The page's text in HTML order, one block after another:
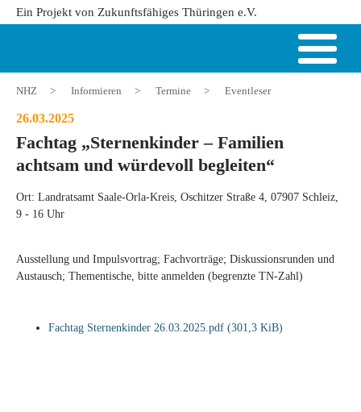
Ein Projekt von Zukunftsfähiges Thüringen e.V.
NHZ > Informieren > Termine > Eventleser
26.03.2025
Fachtag „Sternenkinder – Familien
achtsam und würdevoll begleiten“
Ort: Landratsamt Saale-Orla-Kreis, Oschitzer Straße 4, 07907 Schleiz,
9 - 16 Uhr
Ausstellung und Impulsvortrag; Fachvorträge; Diskussionsrunden und
Austausch; Thementische, bitte anmelden (begrenzte TN-Zahl)
Fachtag Sternenkinder 26.03.2025.pdf (301,3 KiB)